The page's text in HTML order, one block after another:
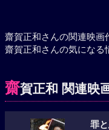
齋賀正和さんの関連映画
齋賀正和さんの気になる
齋賀正和 関連映
罪